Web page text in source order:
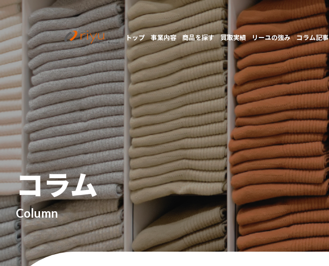
トップ 事業内容 商品を探す 買取実績 リーユの強み コラム記事
コラム
Column